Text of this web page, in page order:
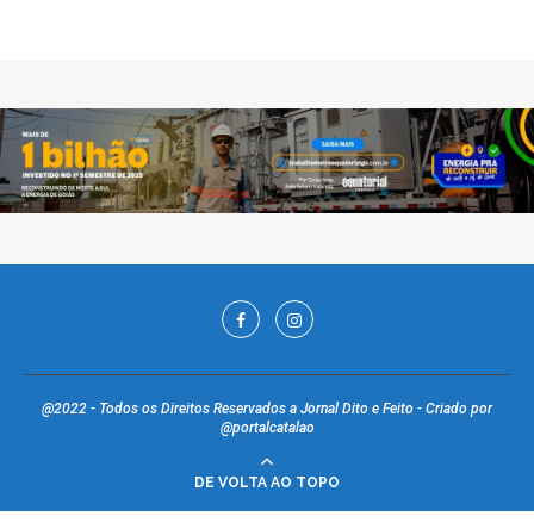
@2022 - Todos os Direitos Reservados a Jornal Dito e Feito - Criado por
@portalcatalao
DE VOLTA AO TOPO